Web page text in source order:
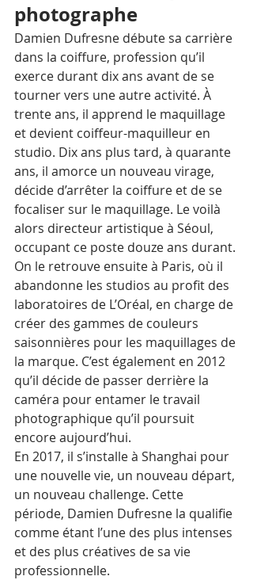
photographe
Damien Dufresne débute sa carrière
dans la coiffure, profession qu’il
exerce durant dix ans avant de se
tourner vers une autre activité. À
trente ans, il apprend le maquillage
et devient coiffeur-maquilleur en
studio. Dix ans plus tard, à quarante
ans, il amorce un nouveau virage,
décide d’arrêter la coiffure et de se
focaliser sur le maquillage. Le voilà
alors directeur artistique à Séoul,
occupant ce poste douze ans durant.
On le retrouve ensuite à Paris, où il
abandonne les studios au profit des
laboratoires de L’Oréal, en charge de
créer des gammes de couleurs
saisonnières pour les maquillages de
la marque. C’est également en 2012
qu’il décide de passer derrière la
caméra pour entamer le travail
photographique qu’il poursuit
encore aujourd’hui.
En 2017, il s’installe à Shanghai pour
une nouvelle vie, un nouveau départ,
un nouveau challenge. Cette
période, Damien Dufresne la qualifie
comme étant l’une des plus intenses
et des plus créatives de sa vie
professionnelle.